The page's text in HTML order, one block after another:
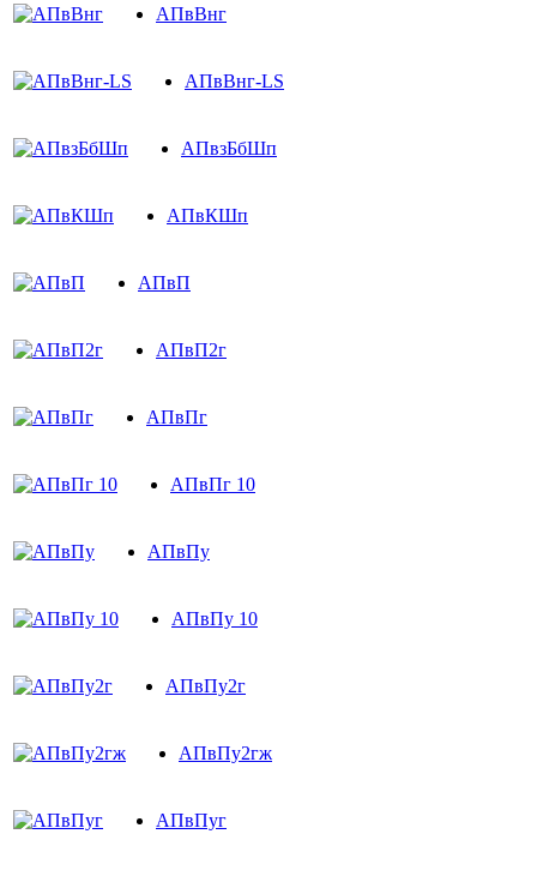
АПвВнг
АПвВнг-LS
АПвзБбШп
АПвКШп
АПвП
АПвП2г
АПвПг
АПвПг 10
АПвПу
АПвПу 10
АПвПу2г
АПвПу2гж
АПвПуг